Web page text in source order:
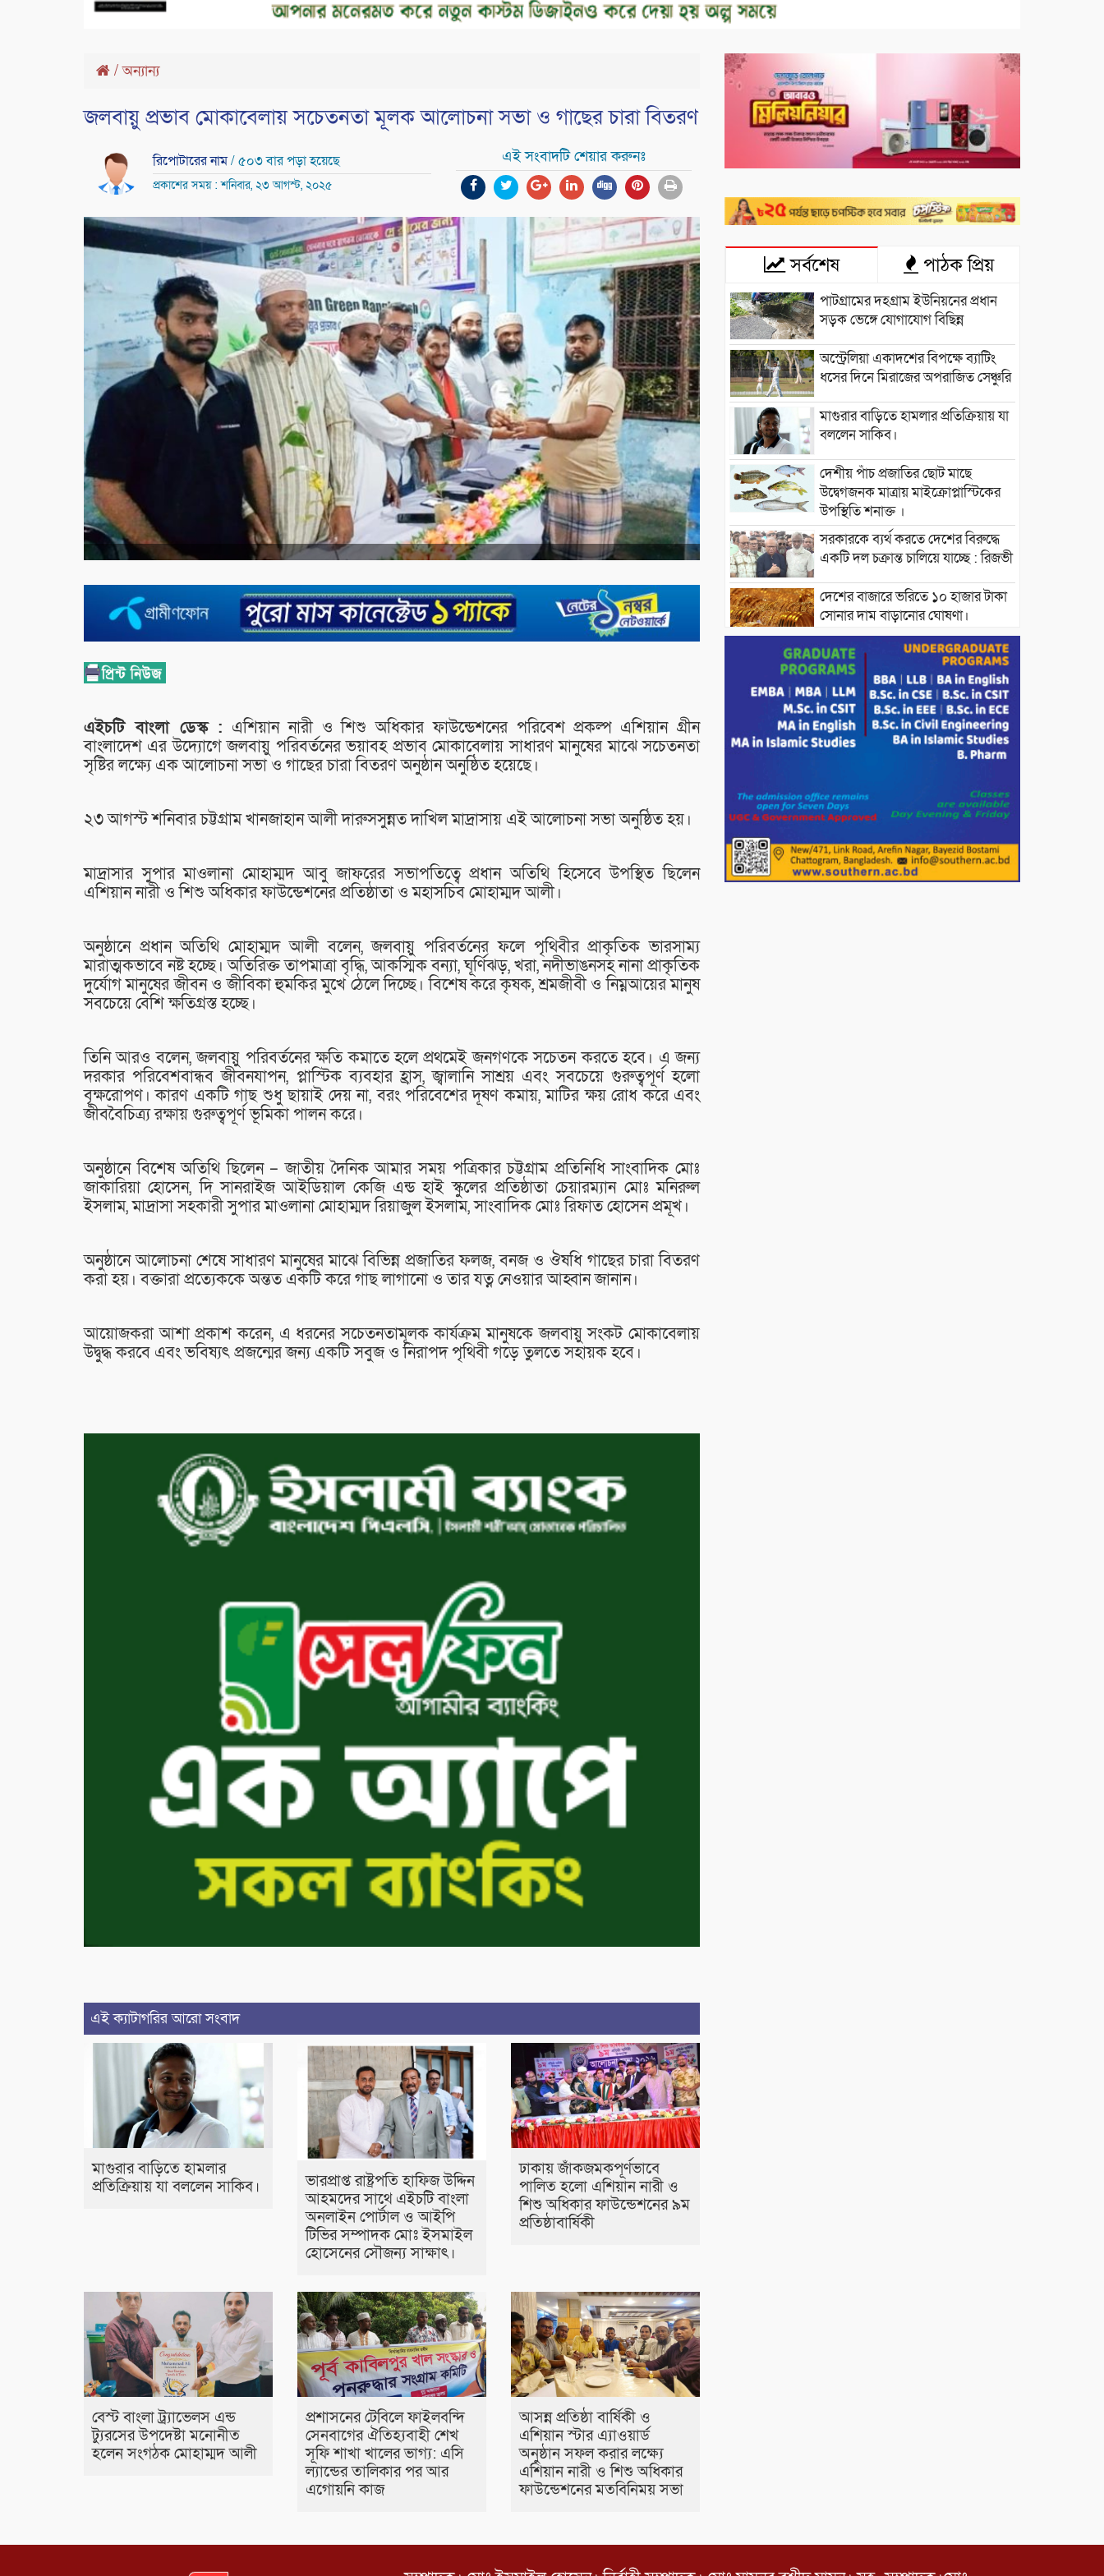
/অন্যান্য
জলবায়ু প্রভাব মোকাবেলায় সচেতনতা মূলক আলোচনা সভা ও গাছের চারা বিতরণ
রিপোটারের নাম/ ৫০৩ বার পড়া হয়েছে
প্রকাশের সময় : শনিবার, ২৩ আগস্ট, ২০২৫
এই সংবাদটি শেয়ার করুনঃ
এইচটি বাংলা ডেস্ক : এশিয়ান নারী ও শিশু অধিকার ফাউন্ডেশনের পরিবেশ প্রকল্প এশিয়ান গ্রীন
বাংলাদেশ এর উদ্যোগে জলবায়ু পরিবর্তনের ভয়াবহ প্রভাব মোকাবেলায় সাধারণ মানুষের মাঝে সচেতনতা
সৃষ্টির লক্ষ্যে এক আলোচনা সভা ও গাছের চারা বিতরণ অনুষ্ঠান অনুষ্ঠিত হয়েছে।
২৩ আগস্ট শনিবার চট্টগ্রাম খানজাহান আলী দারুসসুন্নত দাখিল মাদ্রাসায় এই আলোচনা সভা অনুষ্ঠিত হয়।
মাদ্রাসার সুপার মাওলানা মোহাম্মদ আবু জাফরের সভাপতিত্বে প্রধান অতিথি হিসেবে উপস্থিত ছিলেন
এশিয়ান নারী ও শিশু অধিকার ফাউন্ডেশনের প্রতিষ্ঠাতা ও মহাসচিব মোহাম্মদ আলী।
অনুষ্ঠানে প্রধান অতিথি মোহাম্মদ আলী বলেন, জলবায়ু পরিবর্তনের ফলে পৃথিবীর প্রাকৃতিক ভারসাম্য
মারাত্মকভাবে নষ্ট হচ্ছে। অতিরিক্ত তাপমাত্রা বৃদ্ধি, আকস্মিক বন্যা, ঘূর্ণিঝড়, খরা, নদীভাঙনসহ নানা প্রাকৃতিক
দুর্যোগ মানুষের জীবন ও জীবিকা হুমকির মুখে ঠেলে দিচ্ছে। বিশেষ করে কৃষক, শ্রমজীবী ও নিম্নআয়ের মানুষ
সবচেয়ে বেশি ক্ষতিগ্রস্ত হচ্ছে।
তিনি আরও বলেন, জলবায়ু পরিবর্তনের ক্ষতি কমাতে হলে প্রথমেই জনগণকে সচেতন করতে হবে। এ জন্য
দরকার পরিবেশবান্ধব জীবনযাপন, প্লাস্টিক ব্যবহার হ্রাস, জ্বালানি সাশ্রয় এবং সবচেয়ে গুরুত্বপূর্ণ হলো
বৃক্ষরোপণ। কারণ একটি গাছ শুধু ছায়াই দেয় না, বরং পরিবেশের দূষণ কমায়, মাটির ক্ষয় রোধ করে এবং
জীববৈচিত্র্য রক্ষায় গুরুত্বপূর্ণ ভূমিকা পালন করে।
অনুষ্ঠানে বিশেষ অতিথি ছিলেন – জাতীয় দৈনিক আমার সময় পত্রিকার চট্টগ্রাম প্রতিনিধি সাংবাদিক মোঃ
জাকারিয়া হোসেন, দি সানরাইজ আইডিয়াল কেজি এন্ড হাই স্কুলের প্রতিষ্ঠাতা চেয়ারম্যান মোঃ মনিরুল
ইসলাম, মাদ্রাসা সহকারী সুপার মাওলানা মোহাম্মদ রিয়াজুল ইসলাম, সাংবাদিক মোঃ রিফাত হোসেন প্রমূখ।
অনুষ্ঠানে আলোচনা শেষে সাধারণ মানুষের মাঝে বিভিন্ন প্রজাতির ফলজ, বনজ ও ঔষধি গাছের চারা বিতরণ
করা হয়। বক্তারা প্রত্যেককে অন্তত একটি করে গাছ লাগানো ও তার যত্ন নেওয়ার আহ্বান জানান।
আয়োজকরা আশা প্রকাশ করেন, এ ধরনের সচেতনতামূলক কার্যক্রম মানুষকে জলবায়ু সংকট মোকাবেলায়
উদ্বুদ্ধ করবে এবং ভবিষ্যৎ প্রজন্মের জন্য একটি সবুজ ও নিরাপদ পৃথিবী গড়ে তুলতে সহায়ক হবে।
এই ক্যাটাগরির আরো সংবাদ
মাগুরার বাড়িতে হামলার
প্রতিক্রিয়ায় যা বললেন সাকিব।
ভারপ্রাপ্ত রাষ্ট্রপতি হাফিজ উদ্দিন
আহমদের সাথে এইচটি বাংলা
অনলাইন পোর্টাল ও আইপি
টিভির সম্পাদক মোঃ ইসমাইল
হোসেনের সৌজন্য সাক্ষাৎ।
ঢাকায় জাঁকজমকপূর্ণভাবে
পালিত হলো এশিয়ান নারী ও
শিশু অধিকার ফাউন্ডেশনের ৯ম
প্রতিষ্ঠাবার্ষিকী
বেস্ট বাংলা ট্র্যাভেলস এন্ড
ট্যুরসের উপদেষ্টা মনোনীত
হলেন সংগঠক মোহাম্মদ আলী
প্রশাসনের টেবিলে ফাইলবন্দি
সেনবাগের ঐতিহ্যবাহী শেখ
সূফি শাখা খালের ভাগ্য: এসি
ল্যান্ডের তালিকার পর আর
এগোয়নি কাজ
আসন্ন প্রতিষ্ঠা বার্ষিকী ও
এশিয়ান স্টার এ‍্যাওয়ার্ড
অনুষ্ঠান সফল করার লক্ষ্যে
এশিয়ান নারী ও শিশু অধিকার
ফাউন্ডেশনের মতবিনিময় সভা
সর্বশেষ পাঠক প্রিয়
পাটগ্রামের দহগ্রাম ইউনিয়নের প্রধান
সড়ক ভেঙ্গে যোগাযোগ বিছিন্ন
অস্ট্রেলিয়া একাদশের বিপক্ষে ব্যাটিং
ধসের দিনে মিরাজের অপরাজিত সেঞ্চুরি
মাগুরার বাড়িতে হামলার প্রতিক্রিয়ায় যা
বললেন সাকিব।
দেশীয় পাঁচ প্রজাতির ছোট মাছে
উদ্বেগজনক মাত্রায় মাইক্রোপ্লাস্টিকের
উপস্থিতি শনাক্ত ।
সরকারকে ব্যর্থ করতে দেশের বিরুদ্ধে
একটি দল চক্রান্ত চালিয়ে যাচ্ছে : রিজভী
দেশের বাজারে ভরিতে ১০ হাজার টাকা
সোনার দাম বাড়ানোর ঘোষণা।
ভারপ্রাপ্ত রাষ্ট্রপতি হাফিজ উদ্দিন
আহমদের সাথে এইচটি বাংলা অনলাইন
পোর্টাল ও আইপি টিভির সম্পাদক মোঃ
ইসমাইল হোসেনের সৌজন্য সাক্ষাৎ।
পাটগ্রামে জুলাই অভ্যুত্থান দিবস
উপলক্ষে ১১দলীয় গণ মিছিল ও গণ
পোরশায় গণঅভ্যুত্থান দিবসে শহিদ ও
জুলাই যোদ্ধাদের সংবর্ধনা।
১১ দলীয় ঐক্য পোরশা উপজেলা শাখার
আয়োজনে ৫ আগস্ট জুলাই অভ্যুত্থানের